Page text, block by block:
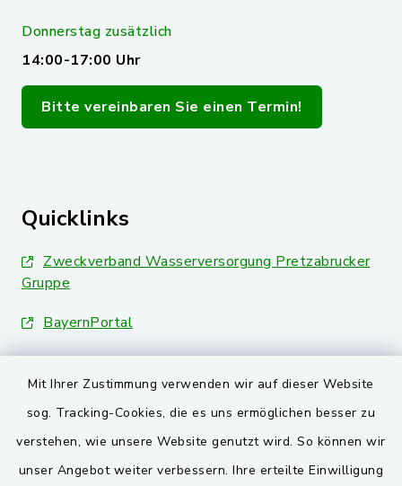
Mit Ihrer Zustimmung verwenden wir auf dieser Website
sog. Tracking-Cookies, die es uns ermöglichen besser zu
verstehen, wie unsere Website genutzt wird. So können wir
unser Angebot weiter verbessern. Ihre erteilte Einwilligung
Donnerstag zusätzlich
14:00-17:00 Uhr
Bitte vereinbaren Sie einen Termin!
Quicklinks
Zweckverband Wasserversorgung Pretzabrucker
Gruppe
BayernPortal
Landkreis Schwandorf
VG und Gemeinden